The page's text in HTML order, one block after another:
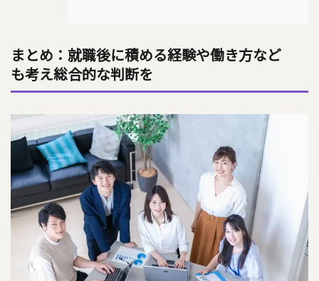
まとめ：就職後に積める経験や働き方など
も考え総合的な判断を